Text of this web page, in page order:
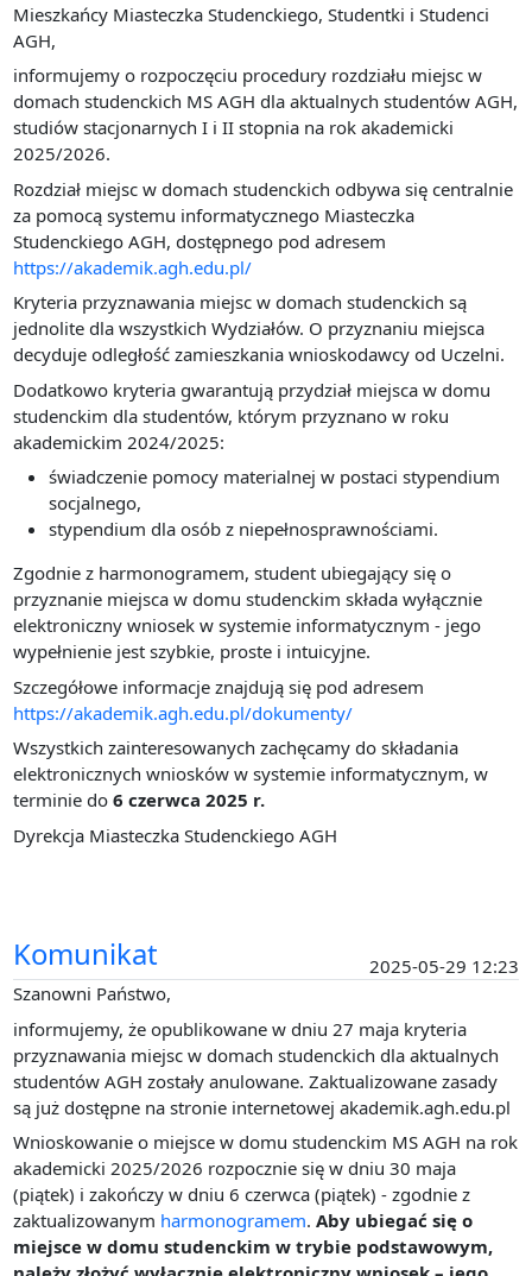
Mieszkańcy Miasteczka Studenckiego, Studentki i Studenci
AGH,
informujemy o rozpoczęciu procedury rozdziału miejsc w
domach studenckich MS AGH dla aktualnych studentów AGH,
studiów stacjonarnych I i II stopnia na rok akademicki
2025/2026.
Rozdział miejsc w domach studenckich odbywa się centralnie
za pomocą systemu informatycznego Miasteczka
Studenckiego AGH, dostępnego pod adresem
https://akademik.agh.edu.pl/
Kryteria przyznawania miejsc w domach studenckich są
jednolite dla wszystkich Wydziałów. O przyznaniu miejsca
decyduje odległość zamieszkania wnioskodawcy od Uczelni.
Dodatkowo kryteria gwarantują przydział miejsca w domu
studenckim dla studentów, którym przyznano w roku
akademickim 2024/2025:
świadczenie pomocy materialnej w postaci stypendium
socjalnego,
stypendium dla osób z niepełnosprawnościami.
Zgodnie z harmonogramem, student ubiegający się o
przyznanie miejsca w domu studenckim składa wyłącznie
elektroniczny wniosek w systemie informatycznym - jego
wypełnienie jest szybkie, proste i intuicyjne.
Szczegółowe informacje znajdują się pod adresem
https://akademik.agh.edu.pl/dokumenty/
Wszystkich zainteresowanych zachęcamy do składania
elektronicznych wniosków w systemie informatycznym, w
terminie do6 czerwca 2025 r.
Dyrekcja Miasteczka Studenckiego AGH
Komunikat
2025-05-29 12:23
Szanowni Państwo,
informujemy, że opublikowane w dniu 27 maja kryteria
przyznawania miejsc w domach studenckich dla aktualnych
studentów AGH zostały anulowane. Zaktualizowane zasady
są już dostępne na stronie internetowej akademik.agh.edu.pl
Wnioskowanie o miejsce w domu studenckim MS AGH na rok
akademicki 2025/2026 rozpocznie się w dniu 30 maja
(piątek) i zakończy w dniu 6 czerwca (piątek) - zgodnie z
zaktualizowanym harmonogramem.Aby ubiegać się o
miejsce w domu studenckim w trybie podstawowym,